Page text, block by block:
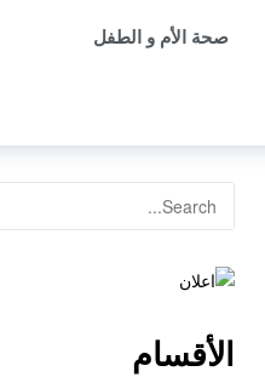
صحة الأم و الطفل
الأقسام